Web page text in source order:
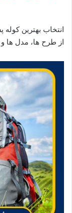
انتخاب بهترین
از طرح ها، مدل